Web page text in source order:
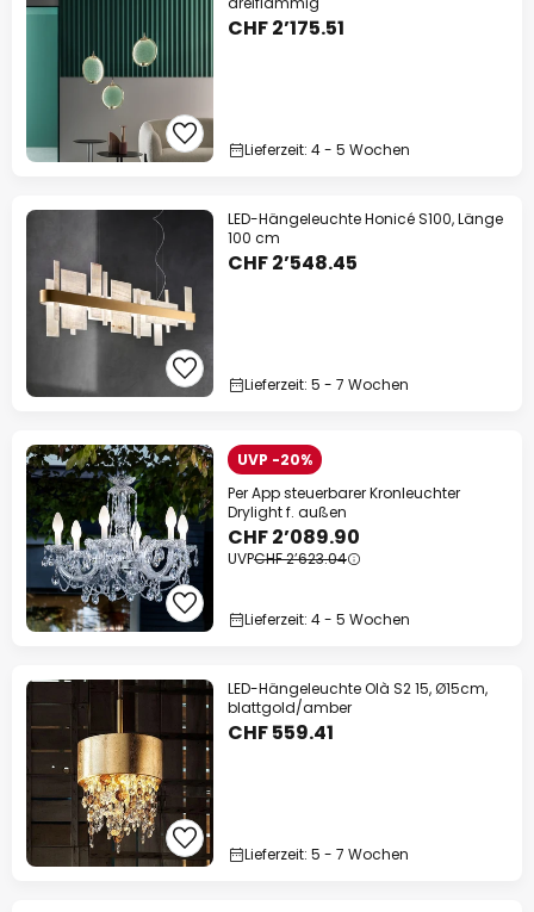
CHF 2’175.51
Lieferzeit: 4 - 5 Wochen
LED-Hängeleuchte Honicé S100, Länge
100 cm
CHF 2’548.45
Lieferzeit: 5 - 7 Wochen
UVP -20%
Per App steuerbarer Kronleuchter
Drylight f. außen
CHF 2’089.90
UVPCHF 2’623.04
Lieferzeit: 4 - 5 Wochen
LED-Hängeleuchte Olà S2 15, Ø15cm,
blattgold/amber
CHF 559.41
Lieferzeit: 5 - 7 Wochen